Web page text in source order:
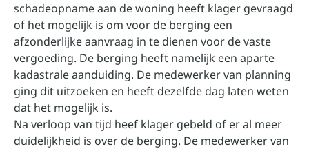
schadeopname aan de woning heeft klager gevraagd
of het mogelijk is om voor de berging een
afzonderlijke aanvraag in te dienen voor de vaste
vergoeding. De berging heeft namelijk een aparte
kadastrale aanduiding. De medewerker van planning
ging dit uitzoeken en heeft dezelfde dag laten weten
dat het mogelijk is.
Na verloop van tijd heef klager gebeld of er al meer
duidelijkheid is over de berging. De medewerker van